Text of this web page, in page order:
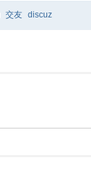
交友 discuz